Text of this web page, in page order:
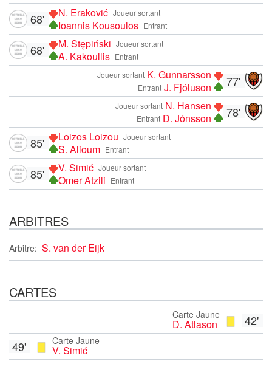
Joueur sortant
N. Eraković
Entrant
Ioannis Kousoulos
68'
Joueur sortant
M. Stępiński
Entrant
A. Kakoullis
68'
77'
Joueur sortant K. Gunnarsson
Entrant J. Fjóluson
78'
Joueur sortant N. Hansen
Entrant D. Jónsson
Joueur sortant
Loizos Loizou
Entrant
S. Alioum
85'
Joueur sortant
V. Simić
Entrant
Omer Atzili
85'
ARBITRES
Arbitre: S. van der Eijk
CARTES
42'
Carte Jaune
D. Atlason
Carte Jaune
V. Simić
49'